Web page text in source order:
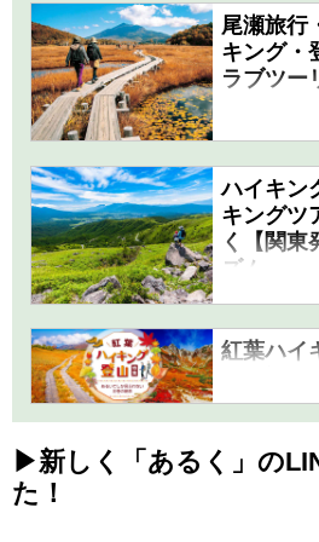
お考えの
が限られ
討中の方
込みくださ
クラブツ
ドで実施
イベント
いたしま
わえない1
ツアーで
トなど、
が盛りだ
尾瀬旅行
キング・
ラブツー
クラブツ
ー・旅行
ー・登山
り、バス
おすすめ
介。安心
ランもご
ご予約も
ハイキン
キングツ
く【関東
ズム
ハイキン
グツアー
リズム。
喫しなが
ーや、歴
街歩き・
ど、全国
紅葉ハイ
ー・旅
ツーリズ
ング・登
▶新しく「あるく」の
た！